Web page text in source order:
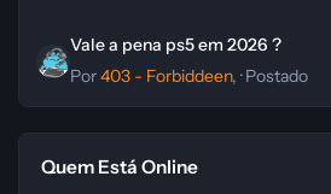
Vale a pena ps5 em 2026 ?
Por403 - Forbiddeen, ·Postado
Quem Está Online